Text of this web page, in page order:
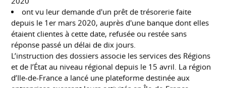
2020
ont vu leur demande d'un prêt de trésorerie faite
depuis le 1er mars 2020, auprès d'une banque dont elles
étaient clientes à cette date, refusée ou restée sans
réponse passé un délai de dix jours.
L’instruction des dossiers associe les services des Régions
et de l’État au niveau régional depuis le 15 avril. La région
d’Ile-de-France a lancé une plateforme destinée aux